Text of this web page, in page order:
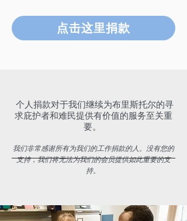
点击这里捐款
个人捐款对于我们继续为布里斯托尔的寻
求庇护者和难民提供有价值的服务至关重
要。
我们非常感谢所有为我们的工作捐款的人。没有您的
支持，我们将无法为我们的会员提供如此重要的支
持。